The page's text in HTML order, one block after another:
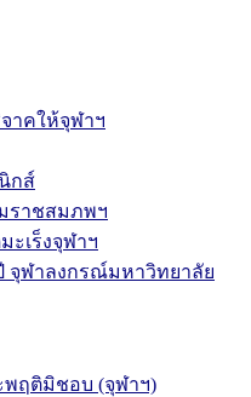
าคให้จุฬาฯ
กส์
ราชสมภพฯ
เร็งจุฬาฯ
จุฬาลงกรณ์มหาวิทยาลัย
พฤติมิชอบ (จุฬาฯ)